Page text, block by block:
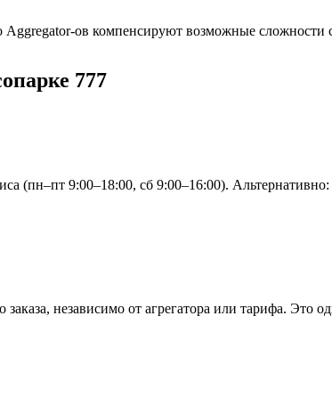
Aggregator-ов компенсируют возможные
777
(пн–пт 9:00–18:00, сб 9:00–16:00). Альтернативно:
независимо от агрегатора или тарифа. Это